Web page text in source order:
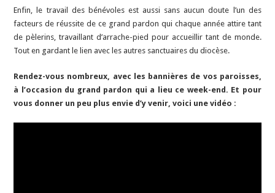
Enfin, le travail des bénévoles est aussi sans aucun doute l’un des
facteurs de réussite de ce grand pardon qui chaque année attire tant
de pèlerins, travaillant d’arrache-pied pour accueillir tant de monde.
Tout en gardant le lien avec les autres sanctuaires du diocèse.
Rendez-vous nombreux, avec les bannières de vos paroisses,
à l’occasion du grand pardon qui a lieu ce week-end. Et pour
vous donner un peu plus envie d’y venir, voici une vidéo :